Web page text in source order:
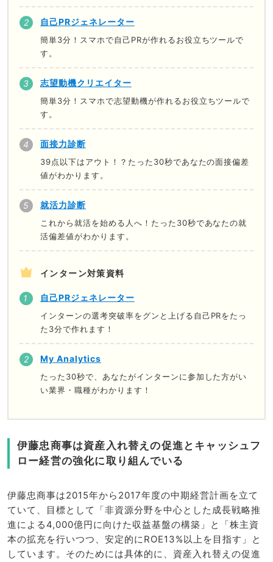
自己PRジェネレーター
簡単3分！スマホで自己PRが作れるお役立ちツールで
す。
志望動機クリエイター
簡単3分！スマホで志望動機が作れるお役立ちツールで
す。
面接力診断
39点以下はアウト！？たった30秒であなたの面接偏差
値がわかります。
就活力診断
これから就活を始める人へ！たった30秒であなたの就
活偏差値がわかります。
インターン対策資料
自己PRジェネレーター
インターンの選考突破率をグンと上げる自己PRをたっ
た3分で作れます！
My Analytics
たった30秒で、あなたがインターンに参加した方がい
い業界・職種がわかります！
伊藤忠商事は資産入れ替えの促進とキャッシュフ
ロー経営の強化に取り組んでいる
伊藤忠商事は2015年から2017年度の中期経営計画を立て
ていて、目標として「非資源分野を中心とした成長戦略推
進による4,000億円に向けた収益基盤の構築」と「株主資
本の拡充を行いつつ、安定的にROE13%以上を目指す」と
しています。そのためには具体的に、資産入れ替えの促進